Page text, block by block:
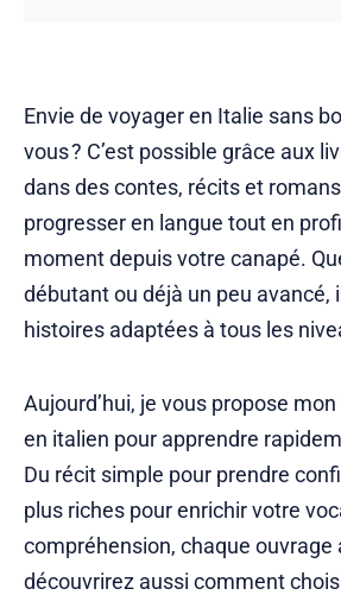
Envie de voyager en Italie sans
vous ? C’est possible grâce aux
dans des contes, récits et
progresser en langue tout en
moment depuis votre canapé.
débutant ou déjà un peu avancé,
histoires adaptées à tous les
Aujourd’hui, je vous propose
en italien pour apprendre
Du récit simple pour prendre
plus riches pour enrichir votre
compréhension, chaque ouvrage
découvrirez aussi comment